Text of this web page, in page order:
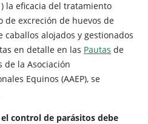
la eficacia del tratamiento
de excreción de huevos de
caballos alojados y gestionados
en detalle en las Pautas de
de la Asociación
Equinos (AAEP), se
el control de parásitos debe